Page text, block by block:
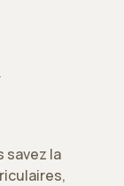
savez la